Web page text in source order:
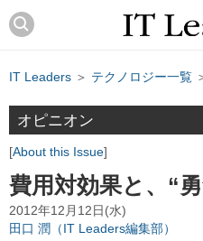
IT Leaders ＞ テクノロジー一覧
オピニオン
About this Issue
費用対効果と、“
2012年12月12日(水)
田口 潤（IT Leaders編集部）